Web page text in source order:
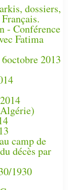
dossiers,
- Conférence
Fatima
2013
camp de
décès par
1930